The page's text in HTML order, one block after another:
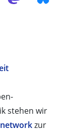
stehen wir
zur